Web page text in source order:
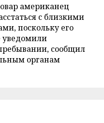
американец
с близкими
поскольку его
уведомили
сообщил
органам